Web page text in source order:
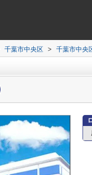
千葉市中央区 > 千葉市中央